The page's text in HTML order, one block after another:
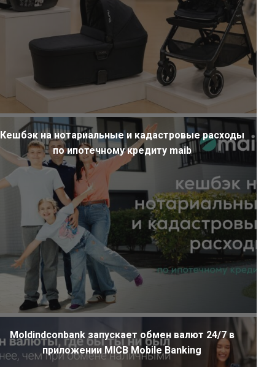
Кешбэк на нотариальные и кадастровые расходы
по ипотечному кредиту maib
Moldindconbank запускает обмен валют 24/7 в
приложении MICB Mobile Banking